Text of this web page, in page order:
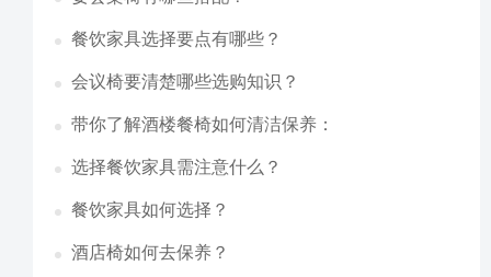
餐饮家具选择要点有哪些？
会议椅要清楚哪些选购知识？
带你了解酒楼餐椅如何清洁保养：
选择餐饮家具需注意什么？
餐饮家具如何选择？
酒店椅如何去保养？